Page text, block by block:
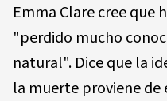
Emma Clare cree que
"perdido mucho
natural". Dice que la
la muerte proviene de